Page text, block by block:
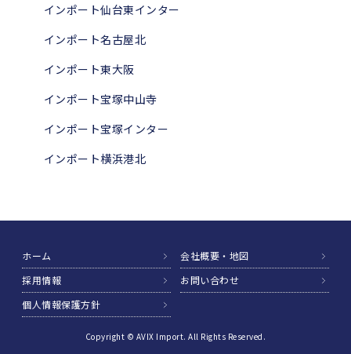
インポート仙台東インター
インポート名古屋北
インポート東大阪
インポート宝塚中山寺
インポート宝塚インター
インポート横浜港北
ホーム
会社概要・地図
採用情報
お問い合わせ
個人情報保護方針
Copyright © AVIX Import. All Rights Reserved.